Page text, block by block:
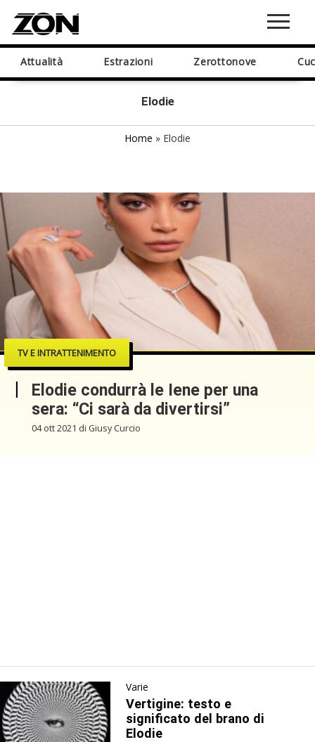
Attualità Estrazioni Zerottonove
Elodie
Home » Elodie
TV E INTRATTENIMENTO
Elodie condurrà le Iene per una
sera: “Ci sarà da divertirsi”
04 ott 2021 di Giusy Curcio
Varie
Vertigine: testo e
significato del brano di
Elodie